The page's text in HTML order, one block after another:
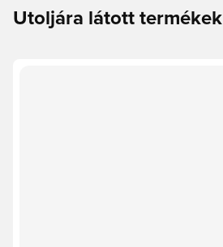
Utoljára látott termékek